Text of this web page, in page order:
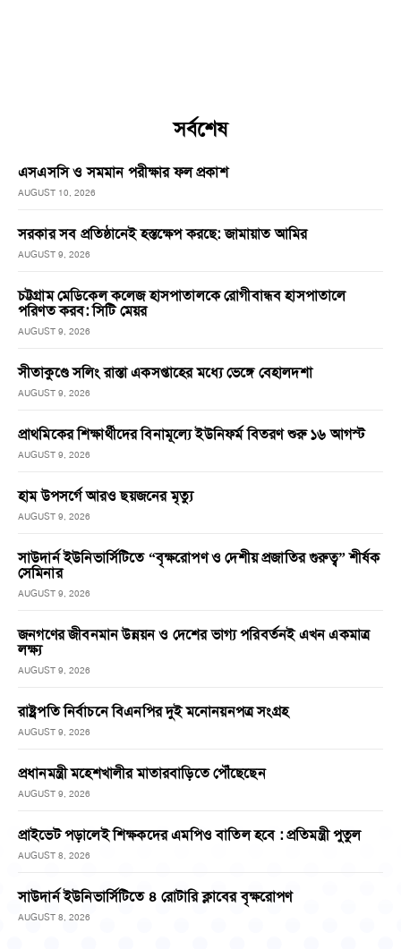
সর্বশেষ
এসএসসি ও সমমান পরীক্ষার ফল প্রকাশ
AUGUST 10, 2026
সরকার সব প্রতিষ্ঠানেই হস্তক্ষেপ করছে: জামায়াত আমির
AUGUST 9, 2026
চট্টগ্রাম মেডিকেল কলেজ হাসপাতালকে রোগীবান্ধব হাসপাতালে
পরিণত করব: সিটি মেয়র
AUGUST 9, 2026
সীতাকুণ্ডে সলিং রাস্তা একসপ্তাহের মধ্যে ভেঙ্গে বেহালদশা
AUGUST 9, 2026
প্রাথমিকের শিক্ষার্থীদের বিনামূল্যে ইউনিফর্ম বিতরণ শুরু ১৬ আগস্ট
AUGUST 9, 2026
হাম উপসর্গে আরও ছয়জনের মৃত্যু
AUGUST 9, 2026
সাউদার্ন ইউনিভার্সিটিতে “বৃক্ষরোপণ ও দেশীয় প্রজাতির গুরুত্ব” শীর্ষক
সেমিনার
AUGUST 9, 2026
জনগণের জীবনমান উন্নয়ন ও দেশের ভাগ্য পরিবর্তনই এখন একমাত্র
লক্ষ্য
AUGUST 9, 2026
রাষ্ট্রপতি নির্বাচনে বিএনপির দুই মনোনয়নপত্র সংগ্রহ
AUGUST 9, 2026
প্রধানমন্ত্রী মহেশখালীর মাতারবাড়িতে পৌঁছেছেন
AUGUST 9, 2026
প্রাইভেট পড়ালেই শিক্ষকদের এমপিও বাতিল হবে : প্রতিমন্ত্রী পুতুল
AUGUST 8, 2026
সাউদার্ন ইউনিভার্সিটিতে ৪ রোটারি ক্লাবের বৃক্ষরোপণ
AUGUST 8, 2026